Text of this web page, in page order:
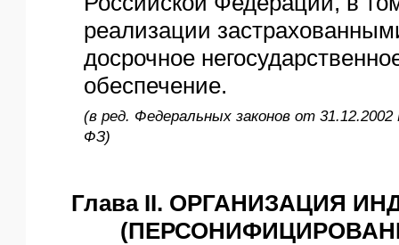
реализации
досрочное
обеспечение.
(в ред. Федеральных законов от
ФЗ)
Глава II. ОРГАНИЗАЦИЯ